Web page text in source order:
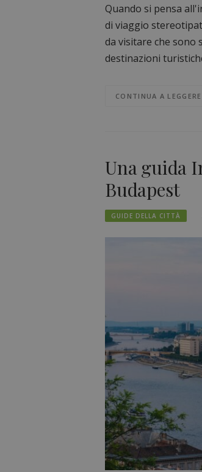
Quando si pensa
di viaggio
da visitare che sono
destinazioni
CONTINUA A LEGGERE
Una guida
Budapest
GUIDE DELLA CITTÀ